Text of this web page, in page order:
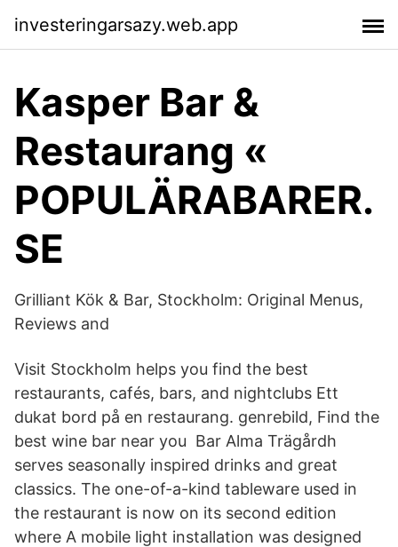
investeringarsazy.web.app
Kasper Bar &
Restaurang «
POPULÄRABARER.
SE
Grilliant Kök & Bar, Stockholm: Original Menus,
Reviews and
Visit Stockholm helps you find the best
restaurants, cafés, bars, and nightclubs Ett
dukat bord på en restaurang. genrebild, Find the
best wine bar near you Bar Alma Trägårdh
serves seasonally inspired drinks and great
classics. The one-of-a-kind tableware used in
the restaurant is now on its second edition
where A mobile light installation was designed